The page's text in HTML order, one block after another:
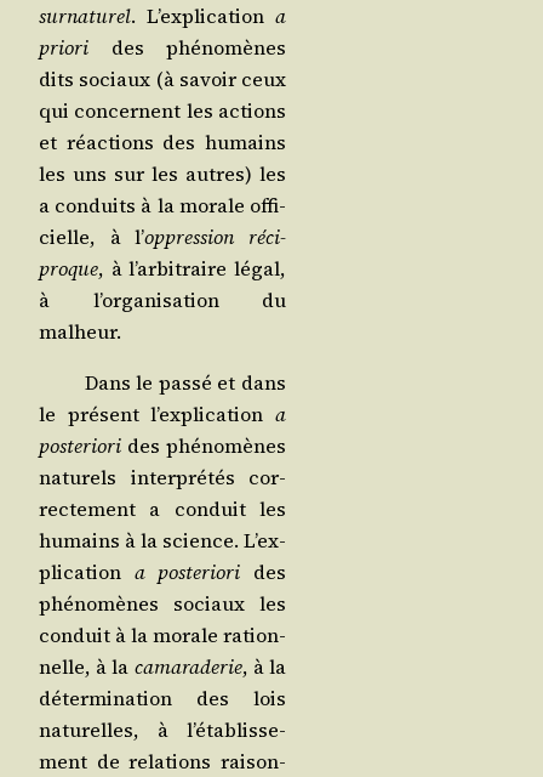
sur­na­tu­rel. L’ex­pli­ca­tion a
prio­ri des phé­no­mènes
dits sociaux (à savoir ceux
qui concernent les actions
et réac­tions des humains
les uns sur les autres) les
a conduits à la morale offi­
cielle, à l’oppres­sion réci­
proque, à l’ar­bi­traire légal,
à l’or­ga­ni­sa­tion du
malheur.
Dans le pas­sé et dans
le pré­sent l’ex­pli­ca­tion a
pos­te­rio­ri des phé­no­mènes
natu­rels inter­pré­tés cor­
rec­te­ment a conduit les
humains à la science. L’ex­
pli­ca­tion a pos­te­rio­ri des
phé­no­mènes sociaux les
conduit à la morale ration­
nelle, à la cama­ra­de­rie, à la
déter­mi­na­tion des lois
natu­relles, à l’é­ta­blis­se­
ment de rela­tions rai­son­